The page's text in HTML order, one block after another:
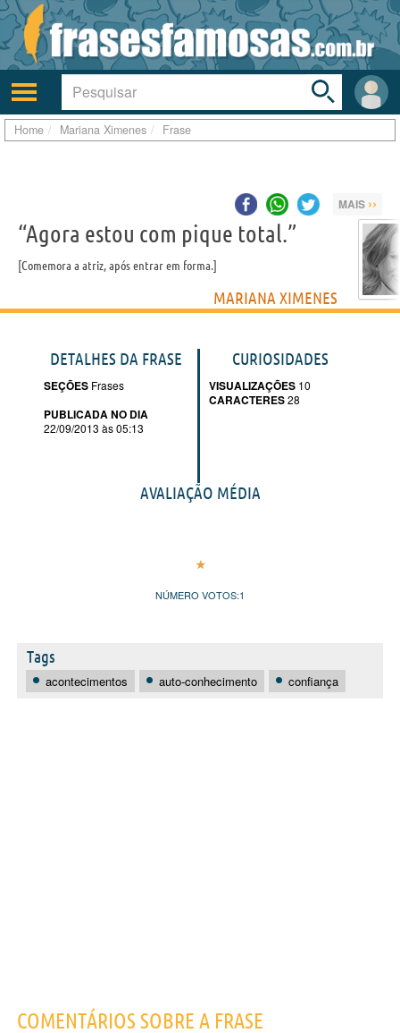
Ativar/desativar
a
navegação
Área
do
Toggle
search
bar
Home Mariana Ximenes Frase
MAIS ››
“Agora estou com pique total.”
Comemora a atriz, após entrar em forma.
MARIANA XIMENES
DETALHES DA FRASE
SEÇÕES Frases
PUBLICADA NO DIA
22/09/2013 às 05:13
CURIOSIDADES
VISUALIZAÇÕES 10
CARACTERES28
AVALIAÇÃO MÉDIA
NÚMERO VOTOS:1
Tags
acontecimentos auto-conhecimento confiança
COMENTÁRIOS SOBRE A FRASE